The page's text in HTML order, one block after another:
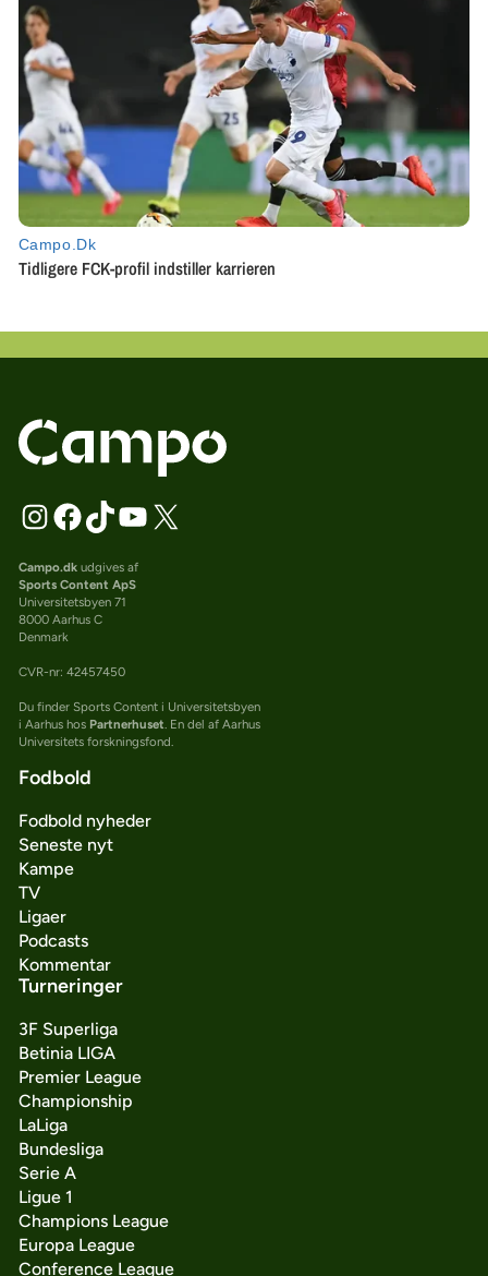
Campo.dkudgives af
Sports Content ApS
Universitetsbyen 71
8000 Aarhus C
Denmark
CVR-nr: 42457450
Du finder Sports Content i Universitetsbyen
i Aarhus hos Partnerhuset . En del af Aarhus
Universitets forskningsfond.
Fodbold
Fodbold nyheder
Seneste nyt
Kampe
TV
Ligaer
Podcasts
Kommentar
Turneringer
3F Superliga
Betinia LIGA
Premier League
Championship
LaLiga
Bundesliga
Serie A
Ligue 1
Champions League
Europa League
Conference League